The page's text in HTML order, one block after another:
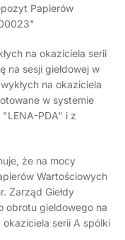
Papierów
na okaziciela serii
na sesji giełdowej w
na okaziciela
w systemie
PDA" i z
że na mocy
Wartościowych
Zarząd Giełdy
obrotu gieldowego na
serii A spólki